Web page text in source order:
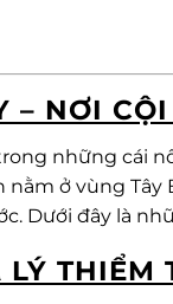
– NƠI
những cái
nằm ở vùng
Dưới đây là
THIỂM